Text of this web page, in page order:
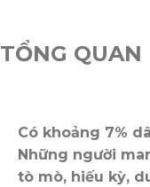
TỔNG QUAN
Có khoảng 7%
Những người
tò mò, hiếu kỳ,